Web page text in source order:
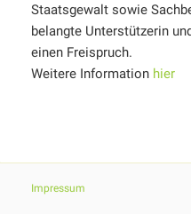
Staatsgewalt sowie
belangte Unterstützerin
einen Freispruch.
Weitere Information hier
Impressum